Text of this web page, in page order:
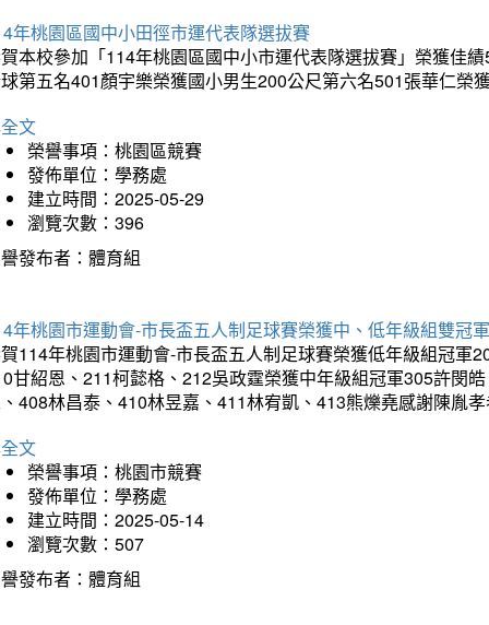
年桃園區國中小田徑市運代表隊選拔賽
本校參加「114年桃園區國中小市運代表隊選拔賽」榮獲佳
第五名401顏宇樂榮獲國小男生200公尺第六名501張華仁
文
榮譽事項：桃園區競賽
發佈單位：學務處
建立時間：2025-05-29
瀏覽次數：396
發布者：體育組
年桃園市運動會-市長盃五人制足球賽榮獲中、低年級組雙冠軍
114年桃園市運動會-市長盃五人制足球賽榮獲低年級組冠
甘紹恩、211柯懿格、212吳政霆榮獲中年級組冠軍305許閔
408林昌泰、410林昱嘉、411林宥凱、413熊爍堯感謝陳胤
文
榮譽事項：桃園市競賽
發佈單位：學務處
建立時間：2025-05-14
瀏覽次數：507
發布者：體育組